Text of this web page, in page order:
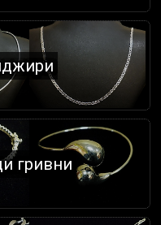
гривни